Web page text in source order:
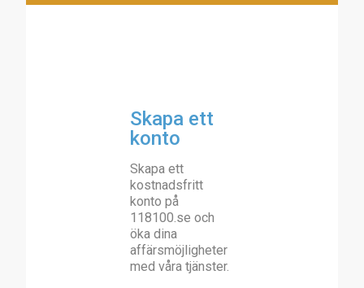
Skapa ett
konto
Skapa ett
kostnadsfritt
konto på
118100.se och
öka dina
affärsmöjligheter
med våra tjänster.